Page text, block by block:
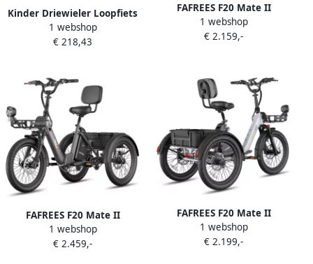
Kinder Driewieler Loopfiets
Peuter Leren Fietsen 5-in-1
Modulair 1-4 Jaar Blauw
1 webshop
€ 218,43
FAFREES F20 Mate II
Elektrische Driewieler –
21Ah Accu 85km Bereik
Gebruik Haze Blue
1 webshop
€ 2.159,-
FAFREES F20 Mate II
Elektrische Driewieler –
21Ah Accu 85km Bereik
1 webshop
€ 2.459,-
FAFREES F20 Mate II
Elektrische Driewieler –
21Ah Accu 85km Bereik
1 webshop
€ 2.199,-